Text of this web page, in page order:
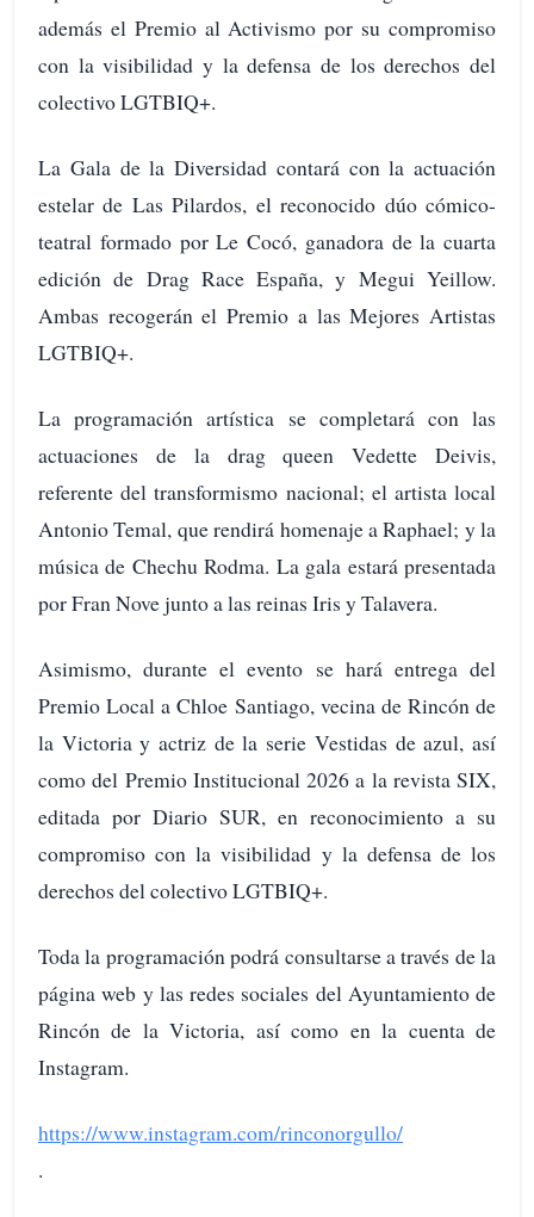
además el Premio al Activismo por su compromiso
con la visibilidad y la defensa de los derechos del
colectivo LGTBIQ+.
La Gala de la Diversidad contará con la actuación
estelar de Las Pilardos, el reconocido dúo cómico-
teatral formado por Le Cocó, ganadora de la cuarta
edición de Drag Race España, y Megui Yeillow.
Ambas recogerán el Premio a las Mejores Artistas
LGTBIQ+.
La programación artística se completará con las
actuaciones de la drag queen Vedette Deivis,
referente del transformismo nacional; el artista local
Antonio Temal, que rendirá homenaje a Raphael; y la
música de Chechu Rodma. La gala estará presentada
por Fran Nove junto a las reinas Iris y Talavera.
Asimismo, durante el evento se hará entrega del
Premio Local a Chloe Santiago, vecina de Rincón de
la Victoria y actriz de la serie Vestidas de azul, así
como del Premio Institucional 2026 a la revista SIX,
editada por Diario SUR, en reconocimiento a su
compromiso con la visibilidad y la defensa de los
derechos del colectivo LGTBIQ+.
Toda la programación podrá consultarse a través de la
página web y las redes sociales del Ayuntamiento de
Rincón de la Victoria, así como en la cuenta de
Instagram.
https://www.instagram.com/rinconorgullo/
.